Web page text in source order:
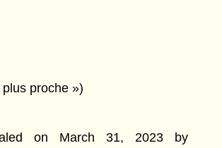
proche »)
on March 31, 2023 by